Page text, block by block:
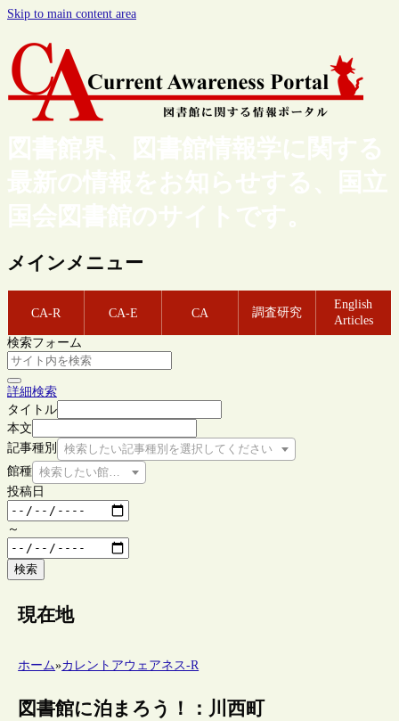
Skip to main content area
図書館界、図書館情報学に関する
最新の情報をお知らせする、国立
国会図書館のサイトです。
メインメニュー
CA-R CA-E CA 調査研究
English
Articles
検索フォーム
詳細検索
タイトル
本文
記事種別
検索したい記事種別を選択してください
館種 検索したい館種を選択してください
投稿日
～
検索
現在地
ホーム»カレントアウェアネス-R
図書館に泊まろう！：川西町